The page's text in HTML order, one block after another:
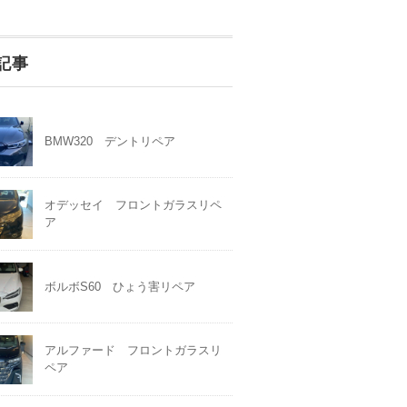
事
BMW320 デントリペア
オデッセイ フロントガラスリペ
ア
ボルボS60 ひょう害リペア
アルファード フロントガラスリ
ペア